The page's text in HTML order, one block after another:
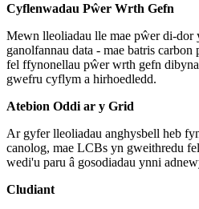
Cyflenwadau Pŵer Wrth Gefn
Mewn lleoliadau lle mae pŵer di-
ganolfannau data - mae batris
fel ffynonellau pŵer wrth gefn
gwefru cyflym a hirhoedledd.
Atebion Oddi ar y Grid
Ar gyfer lleoliadau anghysbell heb
canolog, mae LCBs yn gweithredu
wedi'u paru â gosodiadau ynni
Cludiant